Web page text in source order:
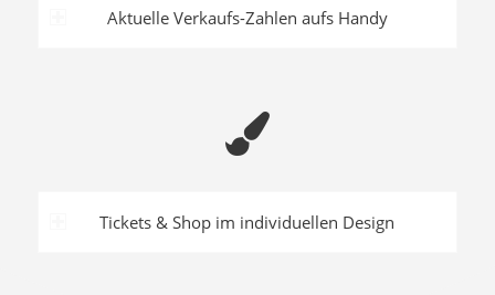
Aktuelle Verkaufs-Zahlen aufs Handy
Tickets & Shop im individuellen Design